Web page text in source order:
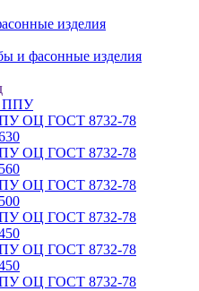
изделия
и фасонные изделия
ППУ
ОЦ ГОСТ 8732-78
ОЦ ГОСТ 8732-78
ОЦ ГОСТ 8732-78
ОЦ ГОСТ 8732-78
ОЦ ГОСТ 8732-78
ОЦ ГОСТ 8732-78